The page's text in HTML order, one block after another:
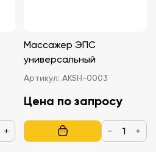
+
Массажер ЭПС
универсальный
Артикул: AKSH-0003
Цена по запросу
− +